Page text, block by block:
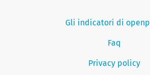
Gli indicatori di
Faq
Privacy policy